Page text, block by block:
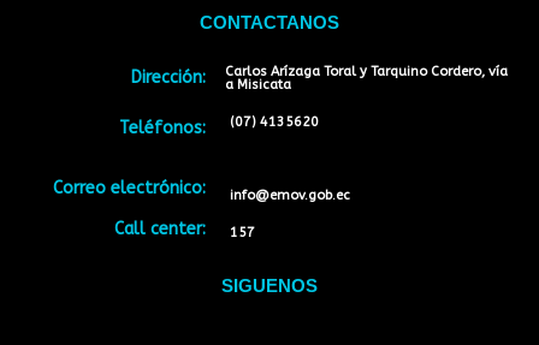
CONTACTANOS
Dirección:
Teléfonos:
Correo electrónico:
Call center:
Carlos Arízaga Toral y Tarquino Cordero, vía
a Misicata
(07) 4135620
info@emov.gob.ec
157
SIGUENOS